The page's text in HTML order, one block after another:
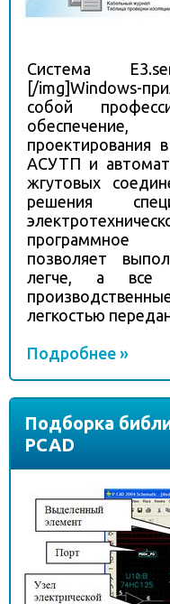
Система
[/img]Windows-
собой
обеспечение,
проектирования
АСУТП и
жгутовых
решения
программное
позволяет
легче, а все
легкостью
Подробнее »
Подборка
PCAD